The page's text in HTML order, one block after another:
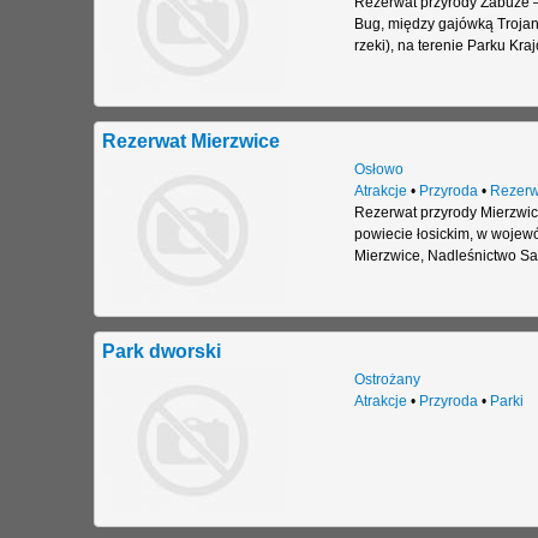
Bug, między gajówką
rzeki), na terenie Parku
Rezerwat Mierzwice
Osłowo
Atrakcje • Przyroda•
Rezerwat przyrody
powiecie łosickim, w
Mierzwice, Nadleśnictwo
Park dworski
Ostrożany
Atrakcje • Przyroda• Parki